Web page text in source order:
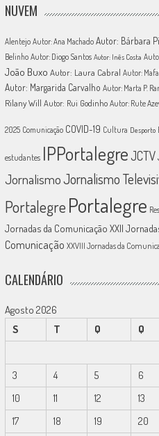
NUVEM
Alentejo Autor: Ana Machado Autor: Bárbara
Belinho Autor: Diogo Santos Autor: Inês Costa
João Buxo Autor: Laura Cabral Autor:
Autor: Margarida Carvalho Autor: Marta P.
Rilany Will Autor: Rui Godinho Autor: Rute
2025 Comunicação COVID-19 Cultura Desporto
estudantes IPPortalegre JCTV
JornalismoJornalismo
Portalegre Portalegre
Jornadas da Comunicação XXII
Comunicação XXVIII Jornadas da
CALENDÁRIO
Agosto 2026
S
T Q Q
3
4 5 6
10
11 12 13
17
18 19 20